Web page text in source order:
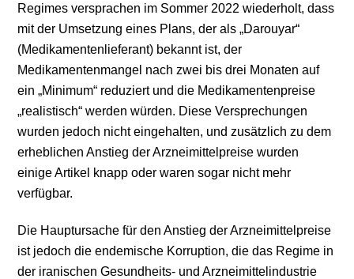
Regimes versprachen im Sommer 2022 wiederholt, dass
mit der Umsetzung eines Plans, der als „Darouyar“
(Medikamentenlieferant) bekannt ist, der
Medikamentenmangel nach zwei bis drei Monaten auf
ein „Minimum“ reduziert und die Medikamentenpreise
„realistisch“ werden würden. Diese Versprechungen
wurden jedoch nicht eingehalten, und zusätzlich zu dem
erheblichen Anstieg der Arzneimittelpreise wurden
einige Artikel knapp oder waren sogar nicht mehr
verfügbar.
Die Hauptursache für den Anstieg der Arzneimittelpreise
ist jedoch die endemische Korruption, die das Regime in
der iranischen Gesundheits- und Arzneimittelindustrie